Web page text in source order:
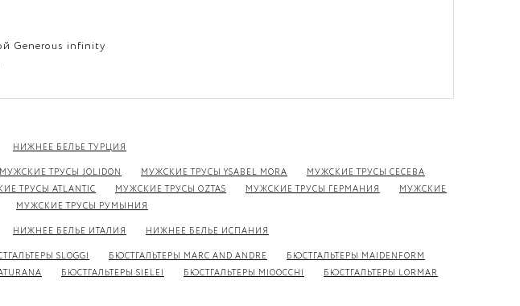
Generous infinity
НИЖНЕЕ БЕЛЬЕ ТУРЦИЯ
МУЖСКИЕ ТРУСЫ JOLIDON МУЖСКИЕ ТРУСЫ YSABEL MORA
МУЖСКИЕ ТРУСЫ CECEBA
ТРУСЫ ATLANTIC МУЖСКИЕ ТРУСЫ OZTAS МУЖСКИЕ ТРУСЫ ГЕРМАНИЯ
МУЖСКИЕ
МУЖСКИЕ ТРУСЫ РУМЫНИЯ
НИЖНЕЕ БЕЛЬЕ ИТАЛИЯ НИЖНЕЕ БЕЛЬЕ ИСПАНИЯ
SLOGGI БЮСТГАЛЬТЕРЫ MARC AND ANDRE
БЮСТГАЛЬТЕРЫ MAIDENFORM
БЮСТГАЛЬТЕРЫ SIELEI БЮСТГАЛЬТЕРЫ MIOOCCHI
БЮСТГАЛЬТЕРЫ LORMAR